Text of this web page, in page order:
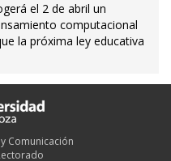
el 2 de abril un
computacional
la próxima ley educativa
Comunicación